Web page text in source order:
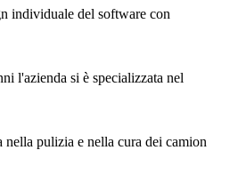
individuale del software con
l'azienda si è specializzata nel
pulizia e nella cura dei camion